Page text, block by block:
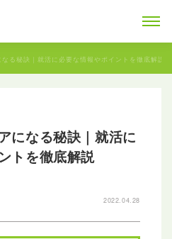
る秘訣｜就活に必要な情報やポイントを徹底解説
になる秘訣｜就活に
トを徹底解説
2022.04.28